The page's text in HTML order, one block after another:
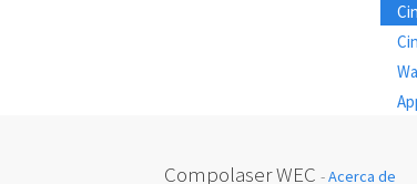
Compolaser WEC -Acerca de